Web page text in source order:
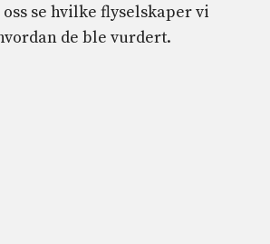
se hvilke flyselskaper vi
de ble vurdert.